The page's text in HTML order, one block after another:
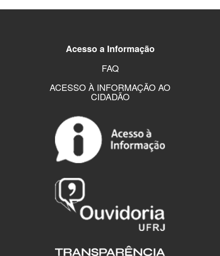
Acesso a Informação
FAQ
ACESSO À INFORMAÇÃO AO
CIDADÃO